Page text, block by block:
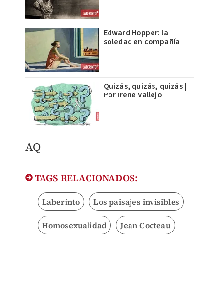
Edward Hopper: la
soledad en compañía
Quizás, quizás, quizás |
Por Irene Vallejo
AQ
TAGS RELACIONADOS:
Laberinto Los paisajes invisibles
Homosexualidad Jean Cocteau